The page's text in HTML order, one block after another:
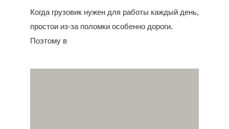
Когда грузовик нужен для работы каждый день,
простои из-за поломки особенно дороги.
Поэтому в